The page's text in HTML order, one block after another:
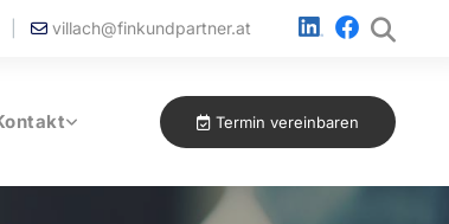
 villach@finkundpartner.at
Termin vereinbaren